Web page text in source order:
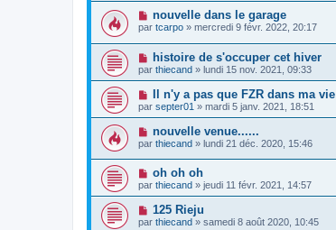
nouvelle dans le garage
par tcarpo » mercredi 9 févr. 2022, 20:17
histoire de s'occuper cet hiver
par thiecand » lundi 15 nov. 2021, 09:33
Il n'y a pas que FZR dans ma vie
par septer01 » mardi 5 janv. 2021, 18:51
nouvelle venue......
par thiecand » lundi 21 déc. 2020, 15:46
oh oh oh
par thiecand » jeudi 11 févr. 2021, 14:57
125 Rieju
par thiecand » samedi 8 août 2020, 10:45